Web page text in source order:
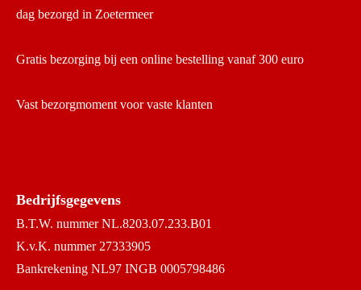
dag bezorgd in Zoetermeer
Gratis bezorging bij een online bestelling vanaf 300 euro
Vast bezorgmoment voor vaste klanten
Bedrijfsgegevens
B.T.W. nummer NL.8203.07.233.B01
K.v.K. nummer 27333905
Bankrekening NL97 INGB 0005798486